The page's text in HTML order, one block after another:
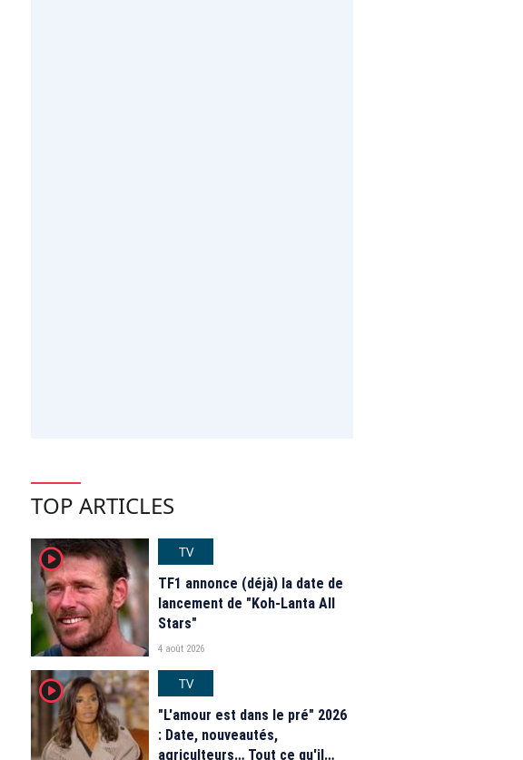
TOP ARTICLES
player2
TV
TF1 annonce (déjà) la date de
lancement de "Koh-Lanta All
Stars"
4 août 2026
player2
TV
"L'amour est dans le pré" 2026
: Date, nouveautés,
agriculteurs… Tout ce qu'il